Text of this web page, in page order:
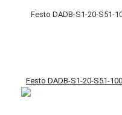
Festo DADB-S1-20-S51-